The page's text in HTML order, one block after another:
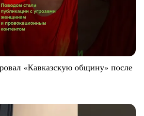
«Кавказскую общину» после